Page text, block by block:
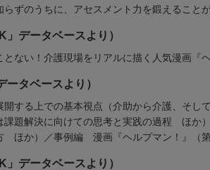
ずのうちに、アセスメント力を鍛えること
データベースより）
とない！介護現場をリアルに描く人気漫画『
ータベースより）
する上での基本視点（介助から介護、そ
課題解決に向けての思考と実践の過程 ほ
ほか）／事例編 漫画『ヘルプマン！』（
データベースより）